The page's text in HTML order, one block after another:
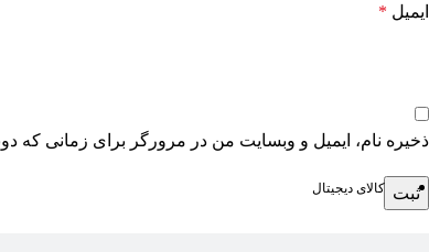
کالای دیجیتال
ایمیل *
ذخیره نام، ایمیل و وبسایت من در مرورگر برای زمانی که